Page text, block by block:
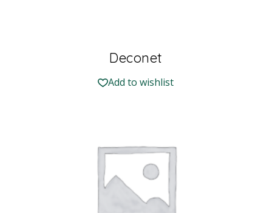
Deconet
Add to wishlist